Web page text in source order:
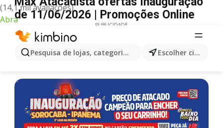
(14,1 mil avaliações)
Abra
Pesquisa de lojas, categorias,produtos... Escolher cidade
de 11/06/2026 | Promoções Online
PUBLICIDADE